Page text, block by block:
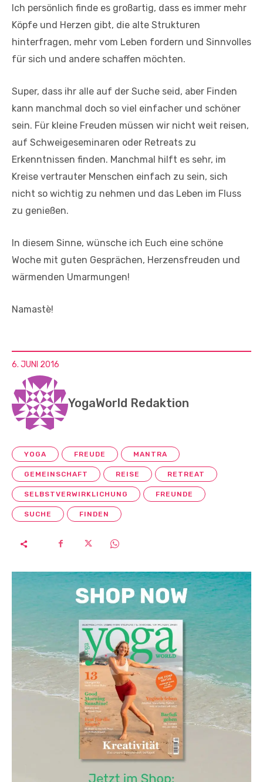
Ich persönlich finde es großartig, dass es immer mehr
Köpfe und Herzen gibt, die alte Strukturen
hinterfragen, mehr vom Leben fordern und Sinnvolles
für sich und andere schaffen möchten.
Super, dass ihr alle auf der Suche seid, aber Finden
kann manchmal doch so viel einfacher und schöner
sein. Für kleine Freuden müssen wir nicht weit reisen,
auf Schweigeseminaren oder Retreats zu
Erkenntnissen finden. Manchmal hilft es sehr, im
Kreise vertrauter Menschen einfach zu sein, sich
nicht so wichtig zu nehmen und das Leben im Fluss
zu genießen.
In diesem Sinne, wünsche ich Euch eine schöne
Woche mit guten Gesprächen, Herzensfreuden und
wärmenden Umarmungen!
Namastè!
6. JUNI 2016
YogaWorld Redaktion
YOGA FREUDE MANTRA
GEMEINSCHAFT REISE RETREAT
SELBSTVERWIRKLICHUNG FREUNDE
SUCHE FINDEN